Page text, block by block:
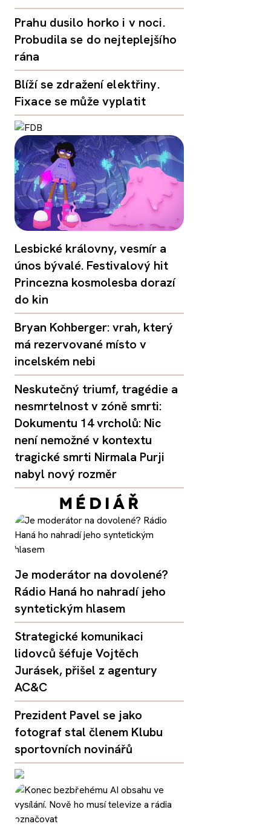
Prahu dusilo horko i v noci.
Probudila se do nejteplejšího
rána
Blíží se zdražení elektřiny.
Fixace se může vyplatit
Lesbické královny, vesmír a
únos bývalé. Festivalový hit
Princezna kosmolesba dorazí
do kin
Bryan Kohberger: vrah, který
má rezervované místo v
incelském nebi
Neskutečný triumf, tragédie a
nesmrtelnost v zóně smrti:
Dokumentu 14 vrcholů: Nic
není nemožné v kontextu
tragické smrti Nirmala Purji
nabyl nový rozměr
Je moderátor na dovolené?
Rádio Haná ho nahradí jeho
syntetickým hlasem
Strategické komunikaci
lidovců šéfuje Vojtěch
Jurásek, přišel z agentury
AC&C
Prezident Pavel se jako
fotograf stal členem Klubu
sportovních novinářů